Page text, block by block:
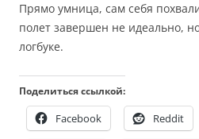
Прямо умница, сам себя
полет завершен не идеально,
логбуке.
Поделиться ссылкой:
Facebook Reddit